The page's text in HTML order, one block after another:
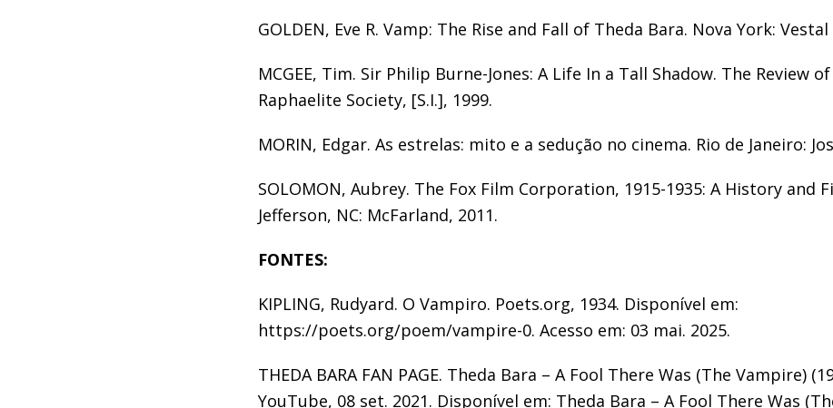
GOLDEN, Eve R. Vamp: The Rise and Fall of Theda Bara. Nova York: Vestal
MCGEE, Tim. Sir Philip Burne-Jones: A Life In a Tall Shadow. The Review
Raphaelite Society, [S.I.], 1999.
MORIN, Edgar. As estrelas: mito e a sedução no cinema. Rio de Janeiro:
SOLOMON, Aubrey. The Fox Film Corporation, 1915-1935: A History and
Jefferson, NC: McFarland, 2011.
FONTES:
KIPLING, Rudyard. O Vampiro. Poets.org, 1934. Disponível em:
https://poets.org/poem/vampire-0. Acesso em: 03 mai. 2025.
THEDA BARA FAN PAGE. Theda Bara – A Fool There Was (The Vampire)
YouTube, 08 set. 2021. Disponível em: Theda Bara – A Fool There Was